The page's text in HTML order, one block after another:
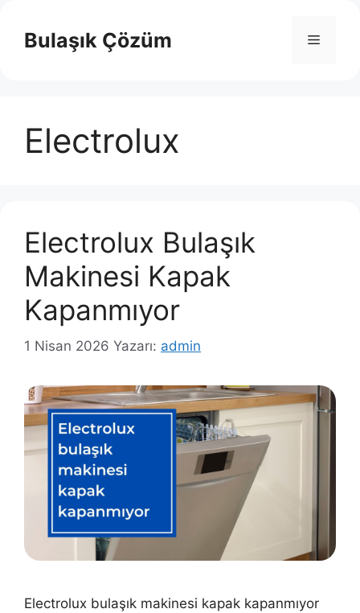
Bulaşık Çözüm Menü
Electrolux
Electrolux Bulaşık
Makinesi Kapak
Kapanmıyor
1 Nisan 2026 Yazarı: admin
Electrolux bulaşık makinesi kapak kapanmıyor